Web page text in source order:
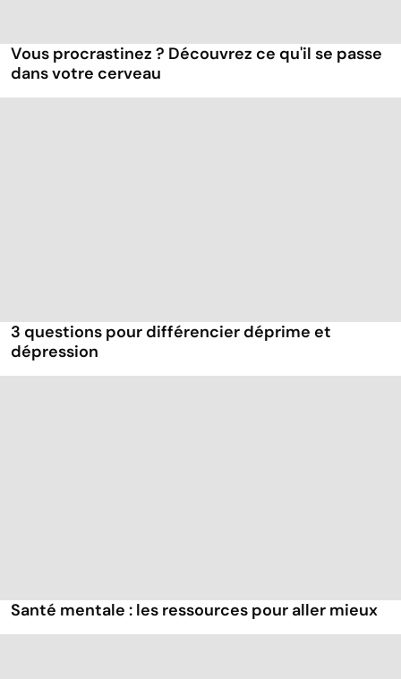
Vous procrastinez ? Découvrez ce qu'il se passe
dans votre cerveau
3 questions pour différencier déprime et
dépression
Santé mentale : les ressources pour aller mieux